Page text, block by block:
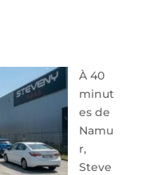
À 40
minut
es de
Namu
r,
Steve